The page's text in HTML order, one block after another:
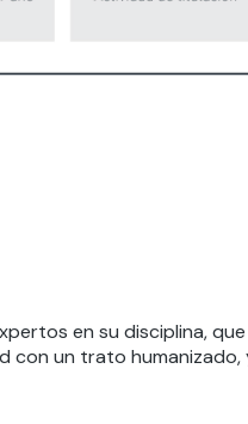
en su disciplina,
con un trato